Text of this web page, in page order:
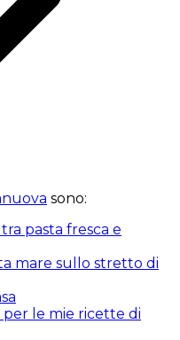
sono:
pasta fresca e
mare sullo stretto di
per le mie ricette di